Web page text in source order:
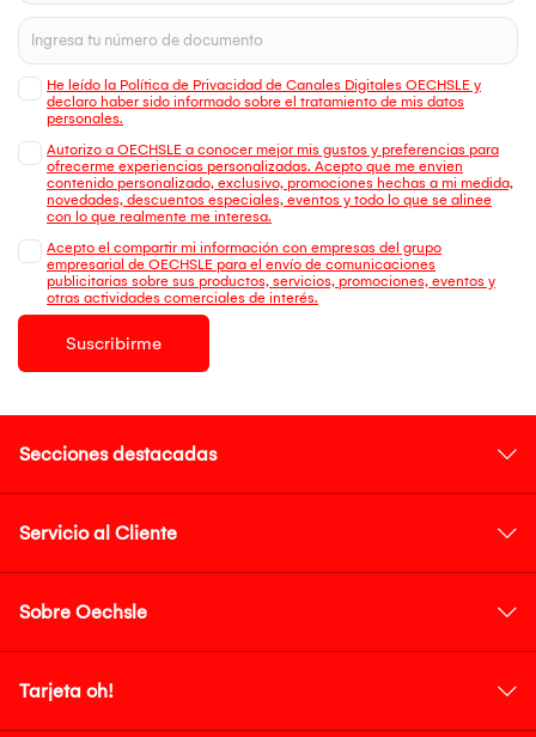
He leído la Política de Privacidad de Canales Digitales OECHSLE y
declaro haber sido informado sobre el tratamiento de mis datos
personales.
Autorizo a OECHSLE a conocer mejor mis gustos y preferencias para
ofrecerme experiencias personalizadas. Acepto que me envien
contenido personalizado, exclusivo, promociones hechas a mi medida,
novedades, descuentos especiales, eventos y todo lo que se alinee
con lo que realmente me interesa.
Acepto el compartir mi información con empresas del grupo
empresarial de OECHSLE para el envío de comunicaciones
publicitarias sobre sus productos, servicios, promociones, eventos y
otras actividades comerciales de interés.
Suscribirme
Secciones destacadas
Servicio al Cliente
Sobre Oechsle
Tarjeta oh!